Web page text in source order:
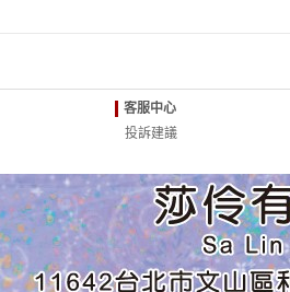
客服中心
投訴建議